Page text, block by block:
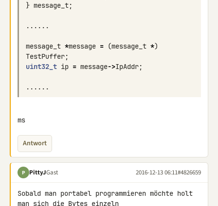
} message_t;
......
message_t *message = (message_t *)
TestPuffer;
uint32_t ip = message->IpAddr;
......
ms
Antwort
P PittyJGast 2016-12-13 06:11#4826659
Sobald man portabel programmieren möchte holt
man sich die Bytes einzeln